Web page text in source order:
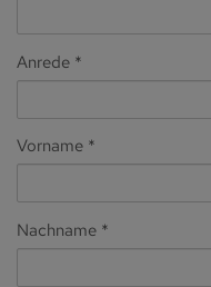
Anrede
Vorname
Nachname